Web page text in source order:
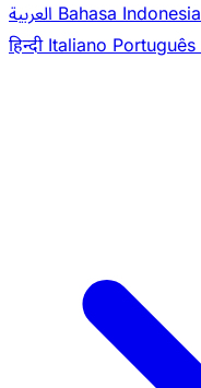
Bahasa Indonesia
हिन्दी Italiano Português